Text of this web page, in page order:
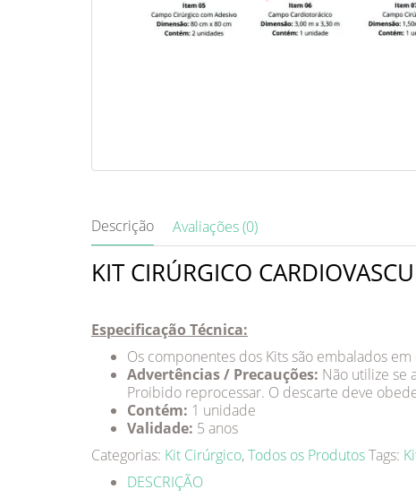
Descrição Avaliações (0)
KIT CIRÚRGICO
Especificação Técnica:
Os componentes dos Kits são embalados
Advertências / Precauções: Não utilize se
Proibido reprocessar. O descarte deve
Contém: 1 unidade
Validade: 5 anos
Categorias: Kit Cirúrgico,Todos os ProdutosTags:
DESCRIÇÃO